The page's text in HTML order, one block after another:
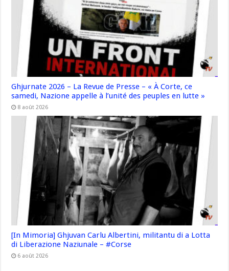
Ghjurnate 2026 – La Revue de Presse – « À Corte, ce
samedi, Nazione appelle à l’unité des peuples en lutte »
8 août 2026
[In Mimoria] Ghjuvan Carlu Albertini, militantu di a Lotta
di Liberazione Naziunale – #Corse
6 août 2026